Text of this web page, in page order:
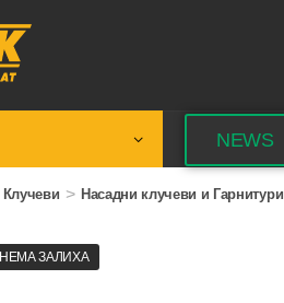
NEWS
Клучеви > Насадни клучеви и Гарнитури
НЕМА ЗАЛИХА